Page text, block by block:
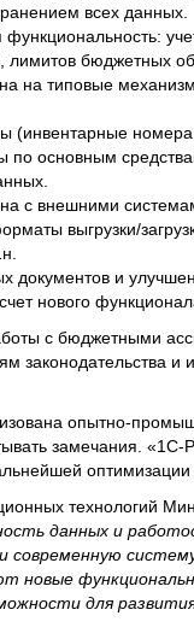
всех данных.
бюджетных
на типовые
(инвентарные
по основным
с внешними
выгрузки/
документов и
нового
с бюджетными
законодательства и
опытно-
замечания.
технологий
данных и
современную
новые
для